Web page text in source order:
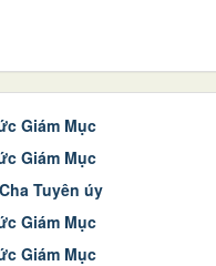
Giám Mục
Giám Mục
Tuyên úy
Giám Mục
Giám Mục